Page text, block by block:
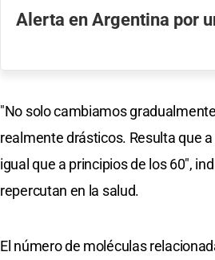
Alerta en Argentina por
"No solo cambiamos
realmente drásticos. Resulta que
igual que a principios de los 60",
repercutan en la salud.
El número de moléculas